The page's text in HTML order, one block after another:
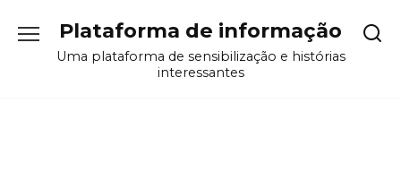
содержанию
Plataforma de informação
Uma plataforma de sensibilização e histórias
interessantes